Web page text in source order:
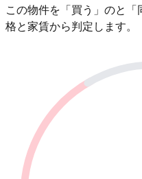
この物件を「買う」のと
格と家賃から判定します。